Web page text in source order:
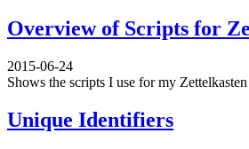
Overview of Scripts for
2015-06-24
Shows the scripts I use for my
Unique Identifiers